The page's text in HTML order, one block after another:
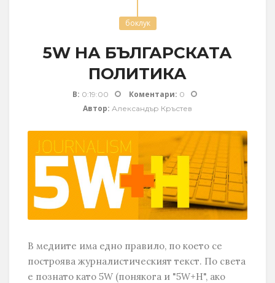
боклук
5W НА БЪЛГАРСКАТА
ПОЛИТИКА
В: 0:19:00 Коментари: 0
Автор: Александър Кръстев
В медиите има едно правило, по което се
построява журналистическият текст. По света
е познато като 5W (понякога и "5W+H", ако